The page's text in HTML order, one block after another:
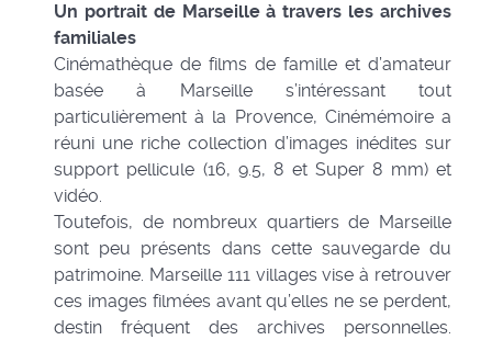
Un portrait de Marseille à travers les archives
familiales
Cinémathèque de films de famille et d’amateur
basée à Marseille s’intéressant tout
particulièrement à la Provence, Cinémémoire a
réuni une riche collection d’images inédites sur
support pellicule (16, 9.5, 8 et Super 8 mm) et
vidéo.
Toutefois, de nombreux quartiers de Marseille
sont peu présents dans cette sauvegarde du
patrimoine. Marseille 111 villages vise à retrouver
ces images filmées avant qu’elles ne se perdent,
destin fréquent des archives personnelles.